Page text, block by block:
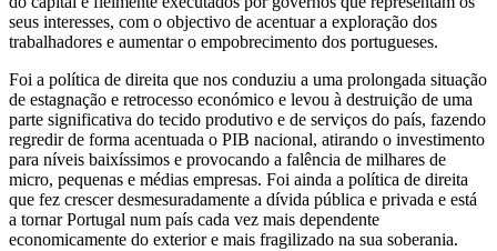
seus interesses, com o objectivo de acentuar a exploração dos
trabalhadores e aumentar o empobrecimento dos portugueses.
Foi a política de direita que nos conduziu a uma prolongada situação
de estagnação e retrocesso económico e levou à destruição de uma
parte significativa do tecido produtivo e de serviços do país, fazendo
regredir de forma acentuada o PIB nacional, atirando o investimento
para níveis baixíssimos e provocando a falência de milhares de
micro, pequenas e médias empresas. Foi ainda a política de direita
que fez crescer desmesuradamente a dívida pública e privada e está
a tornar Portugal num país cada vez mais dependente
economicamente do exterior e mais fragilizado na sua soberania.